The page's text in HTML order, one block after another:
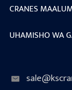
CRANES
UHAMISHO WA